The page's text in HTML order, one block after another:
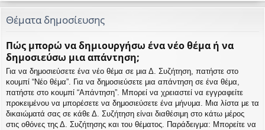
Θέματα δημοσίευσης
Πώς μπορώ να δημιουργήσω ένα νέο θέμα ή να
δημοσιεύσω μια απάντηση;
Για να δημοσιεύσετε ένα νέο θέμα σε μια Δ. Συζήτηση, πατήστε στο
κουμπί “Νέο θέμα”. Για να δημοσιεύσετε μια απάντηση σε ένα θέμα,
πατήστε στο κουμπί “Απάντηση”. Μπορεί να χρειαστεί να εγγραφείτε
προκειμένου να μπορέσετε να δημοσιεύσετε ένα μήνυμα. Μια λίστα με τα
δικαιώματά σας σε κάθε Δ. Συζήτηση είναι διαθέσιμη στο κάτω μέρος
στις οθόνες της Δ. Συζήτησης και του θέματος. Παράδειγμα: Μπορείτε να